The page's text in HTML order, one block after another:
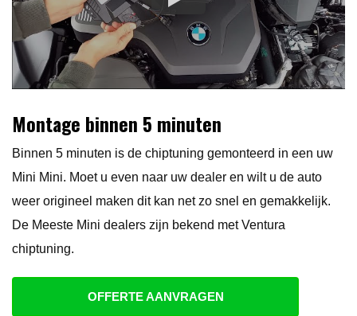
Montage binnen 5 minuten
Binnen 5 minuten is de chiptuning gemonteerd in een uw
Mini Mini. Moet u even naar uw dealer en wilt u de auto
weer origineel maken dit kan net zo snel en gemakkelijk.
De Meeste Mini dealers zijn bekend met Ventura
chiptuning.
OFFERTE AANVRAGEN